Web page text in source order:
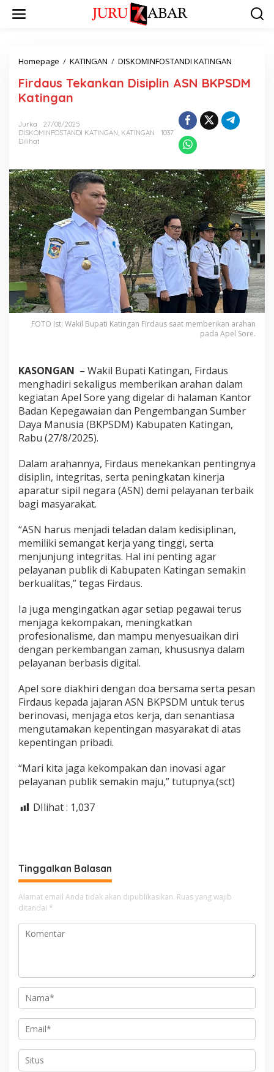
Homepage / KATINGAN / DISKOMINFOSTANDI KATINGAN
Firdaus Tekankan Disiplin ASN BKPSDM
Katingan
Jurka
27/08/2025
DISKOMINFOSTANDI KATINGAN, KATINGAN
1037
Dilihat
FOTO Ist: Wakil Bupati Katingan Firdaus saat memberikan arahan
pada Apel Sore.
KASONGAN – Wakil Bupati Katingan, Firdaus
menghadiri sekaligus memberikan arahan dalam
kegiatan Apel Sore yang digelar di halaman Kantor
Badan Kepegawaian dan Pengembangan Sumber
Daya Manusia (BKPSDM) Kabupaten Katingan,
Rabu (27/8/2025).
Dalam arahannya, Firdaus menekankan pentingnya
disiplin, integritas, serta peningkatan kinerja
aparatur sipil negara (ASN) demi pelayanan terbaik
bagi masyarakat.
“ASN harus menjadi teladan dalam kedisiplinan,
memiliki semangat kerja yang tinggi, serta
menjunjung integritas. Hal ini penting agar
pelayanan publik di Kabupaten Katingan semakin
berkualitas,” tegas Firdaus.
Ia juga mengingatkan agar setiap pegawai terus
menjaga kekompakan, meningkatkan
profesionalisme, dan mampu menyesuaikan diri
dengan perkembangan zaman, khususnya dalam
pelayanan berbasis digital.
Apel sore diakhiri dengan doa bersama serta pesan
Firdaus kepada jajaran ASN BKPSDM untuk terus
berinovasi, menjaga etos kerja, dan senantiasa
mengutamakan kepentingan masyarakat di atas
kepentingan pribadi.
“Mari kita jaga kekompakan dan inovasi agar
pelayanan publik semakin maju,” tutupnya.(sct)
DIlihat : 1,037
Tinggalkan Balasan
Alamat email Anda tidak akan dipublikasikan. Ruas yang wajib
ditandai *